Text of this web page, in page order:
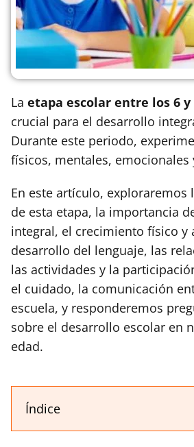
La etapa escolar entre los 6 y
crucial para el desarrollo
Durante este periodo,
físicos, mentales, emocionales
En este artículo, exploraremos
de esta etapa, la importancia
integral, el crecimiento físico y
desarrollo del lenguaje, las
las actividades y la
el cuidado, la comunicación
escuela, y responderemos
sobre el desarrollo escolar en
edad.
Índice